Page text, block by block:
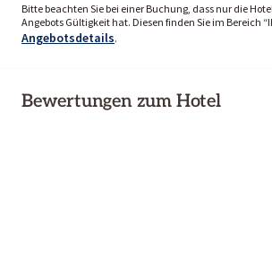
Bitte beachten Sie bei einer Buchung, dass nur die
Angebots Gültigkeit hat. Diesen finden Sie im Bereich
Angebotsdetails.
Bewertungen zum Hotel